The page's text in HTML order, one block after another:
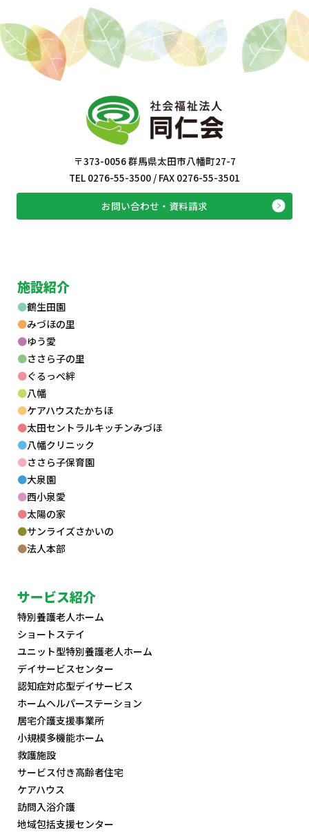
〒373-0056 群馬県太田市八幡町27-7
TEL 0276-55-3500 / FAX 0276-55-3501
お問い合わせ・資料請求
施設紹介
鶴生田園
みづほの里
ゆう愛
ささら子の里
ぐるっぺ絆
八幡
ケアハウスたかちほ
太田セントラルキッチンみづほ
八幡クリニック
ささら子保育園
大泉園
西小泉愛
太陽の家
サンライズさかいの
法人本部
サービス紹介
特別養護老人ホーム
ショートステイ
ユニット型特別養護老人ホーム
デイサービスセンター
認知症対応型デイサービス
ホームヘルパーステーション
居宅介護支援事業所
小規模多機能ホーム
救護施設
サービス付き高齢者住宅
ケアハウス
訪問入浴介護
地域包括支援センター